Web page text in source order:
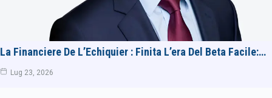
La Financiere De L’Echiquier : Finita L’era Del Beta Facile:…
Lug 23, 2026